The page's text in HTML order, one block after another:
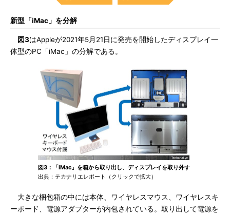
新型「iMac」を分解
図3はAppleが2021年5月21日に発売を開始したディスプレイ一
体型のPC「iMac」の分解である。
図3：「iMac」を箱から取り出し、ディスプレイを取り外す
出典：テカナリエレポート（クリックで拡大）
大きな梱包箱の中には本体、ワイヤレスマウス、ワイヤレスキ
ーボード、電源アダプターが内包されている。取り出して電源を